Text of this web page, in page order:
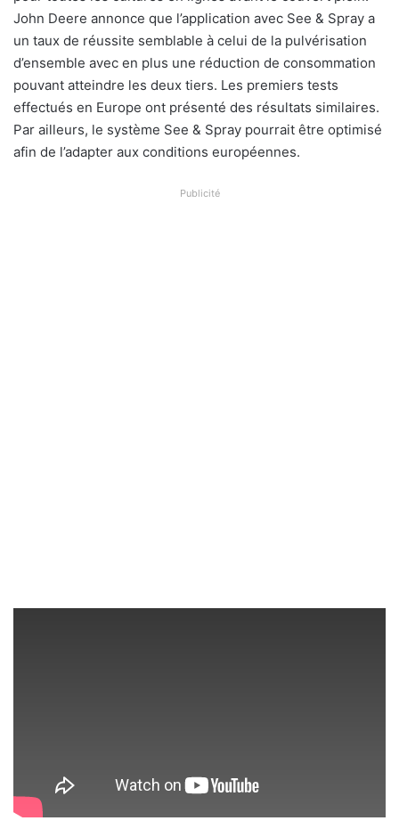
John Deere annonce que l’application avec See & Spray a
un taux de réussite semblable à celui de la pulvérisation
d’ensemble avec en plus une réduction de consommation
pouvant atteindre les deux tiers. Les premiers tests
effectués en Europe ont présenté des résultats similaires.
Par ailleurs, le système See & Spray pourrait être optimisé
afin de l’adapter aux conditions européennes.
Publicité